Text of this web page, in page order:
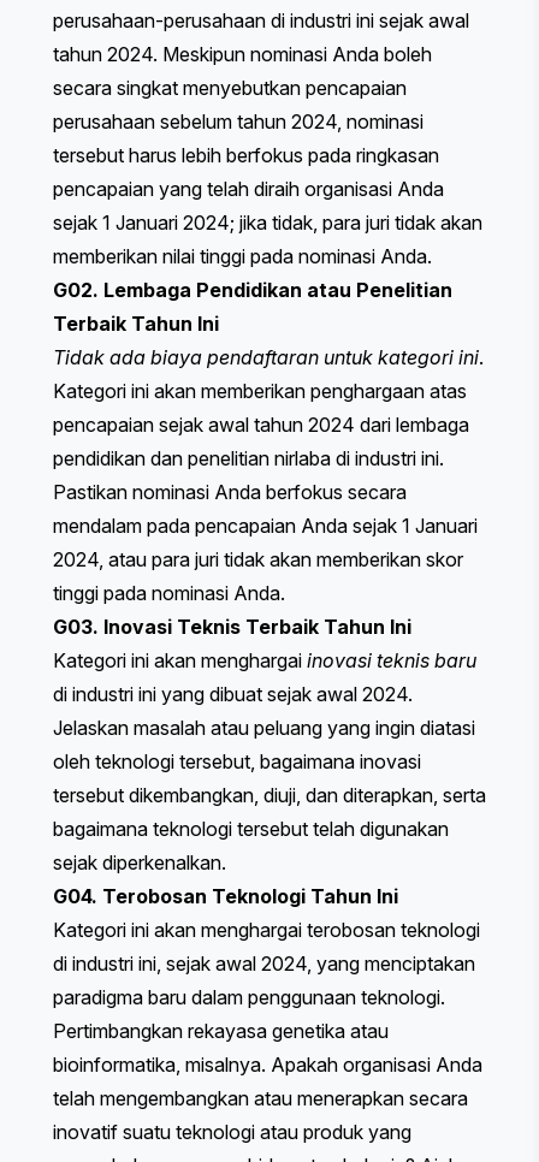
perusahaan-perusahaan di industri ini sejak awal
tahun 2024. Meskipun nominasi Anda boleh
secara singkat menyebutkan pencapaian
perusahaan sebelum tahun 2024, nominasi
tersebut harus lebih berfokus pada ringkasan
pencapaian yang telah diraih organisasi Anda
sejak 1 Januari 2024; jika tidak, para juri tidak akan
memberikan nilai tinggi pada nominasi Anda.
G02. Lembaga Pendidikan atau Penelitian
Terbaik Tahun Ini
Tidak ada biaya pendaftaran untuk kategori ini.
Kategori ini akan memberikan penghargaan atas
pencapaian sejak awal tahun 2024 dari lembaga
pendidikan dan penelitian nirlaba di industri ini.
Pastikan nominasi Anda berfokus secara
mendalam pada pencapaian Anda sejak 1 Januari
2024, atau para juri tidak akan memberikan skor
tinggi pada nominasi Anda.
G03. Inovasi Teknis Terbaik Tahun Ini
Kategori ini akan menghargai inovasi teknis baru
di industri ini yang dibuat sejak awal 2024.
Jelaskan masalah atau peluang yang ingin diatasi
oleh teknologi tersebut, bagaimana inovasi
tersebut dikembangkan, diuji, dan diterapkan, serta
bagaimana teknologi tersebut telah digunakan
sejak diperkenalkan.
G04. Terobosan Teknologi Tahun Ini
Kategori ini akan menghargai terobosan teknologi
di industri ini, sejak awal 2024, yang menciptakan
paradigma baru dalam penggunaan teknologi.
Pertimbangkan rekayasa genetika atau
bioinformatika, misalnya. Apakah organisasi Anda
telah mengembangkan atau menerapkan secara
inovatif suatu teknologi atau produk yang